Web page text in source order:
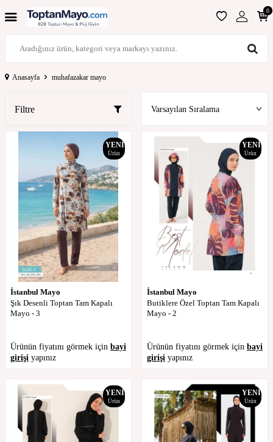
0
Anasayfa muhafazakar mayo
Filtre
YENI
Ürün
İstanbul Mayo
Şık Desenli Toptan Tam Kapalı
Mayo - 3
Ürünün fiyatını görmek için bayi
girişi yapınız
YENI
Ürün
İstanbul Mayo
Butiklere Özel Toptan Tam Kapalı
Mayo - 2
Ürünün fiyatını görmek için bayi
girişi yapınız
YENI
Ürün
YENI
Ürün